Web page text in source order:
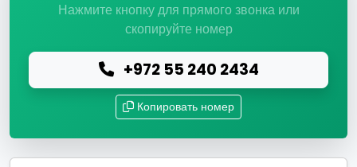
Нажмите кнопку для прямого звонка или
скопируйте номер
+972 55 240 2434
Копировать номер